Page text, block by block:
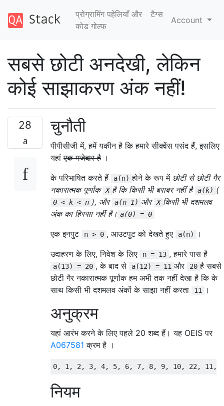
प्रोग्रामिंग पहेलियाँ और
कोड गोल्फ
टैग्‍स
Account
सबसे छोटी अनदेखी, लेकिन
कोई साझाकरण अंक नहीं!
28 चुनौती
पीपीसीजी में, हमें यकीन है कि हमारे सीक्वेंस पसंद हैं, इसलिए
यहांएक मजेदार है ।
के परिभाषित करते हैं
a(n) होने के रूप में छोटी से छोटी गैर
नकारात्मक पूर्णांक X है कि किसी भी बराबर नहीं है a(k) (
0 < k < n ), और a(n-1) और X किसी भी दशमलव
अंक का हिस्सा नहीं है। a(0) = 0
एक इनपुट n > 0 , आउटपुट को देखते हुए a(n)
।
उदाहरण के लिए, निवेश के लिए
n = 13 , हमारे पास है
a(13) = 20 , के बाद से a(12) = 11 और 20 है सबसे
छोटी गैर नकारात्मक पूर्णांक हम अभी तक नहीं देखा है कि के
साथ किसी भी दशमलव अंकों के साझा नहीं करता
11 ।
अनुक्रम
यहां आरंभ करने के लिए पहले 20 शब्द हैं। यह OEIS पर
A067581 क्रम है ।
नियम